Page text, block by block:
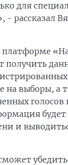
для
- рассказал
платформе
получить
на выборы, а
будет
и